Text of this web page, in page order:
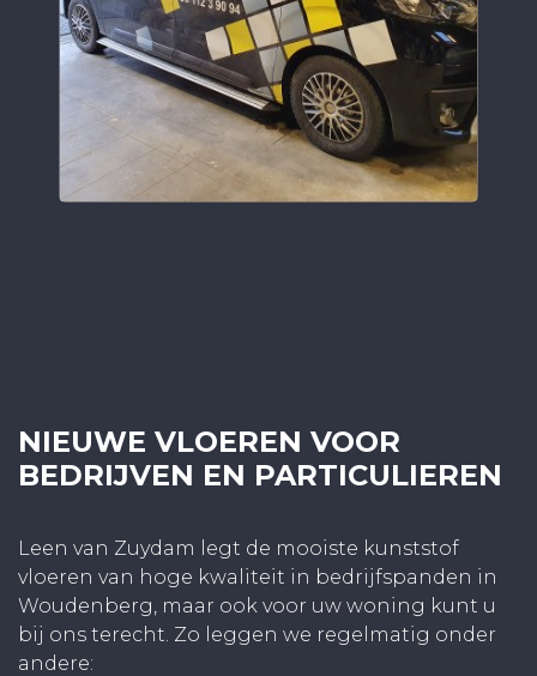
NIEUWE VLOEREN VOOR
BEDRIJVEN EN PARTICULIEREN
Leen van Zuydam legt de mooiste kunststof
vloeren van hoge kwaliteit in bedrijfspanden in
Woudenberg, maar ook voor uw woning kunt u
bij ons terecht. Zo leggen we regelmatig onder
andere: